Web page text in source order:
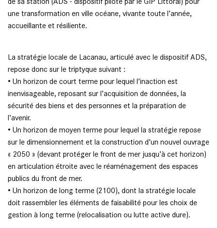
une transformation en ville océane, vivante toute l’année,
accueillante et résiliente.
La stratégie locale de Lacanau, articulé avec le dispositif ADS,
repose donc sur le triptyque suivant :
• Un horizon de court terme pour lequel l’inaction est
inenvisageable, reposant sur l’acquisition de données, la
sécurité des biens et des personnes et la préparation de
l’avenir.
• Un horizon de moyen terme pour lequel la stratégie repose
sur le dimensionnement et la construction d’un nouvel ouvrage
« 2050 » (devant protéger le front de mer jusqu’à cet horizon)
en articulation étroite avec le réaménagement des espaces
publics du front de mer.
• Un horizon de long terme (2100), dont la stratégie locale
doit rassembler les éléments de faisabilité pour les choix de
gestion à long terme (relocalisation ou lutte active dure).